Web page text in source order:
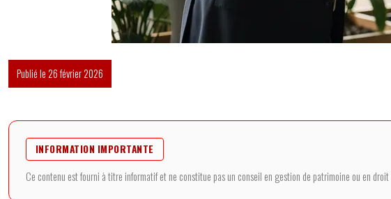
Publié le 26 février 2026
INFORMATION IMPORTANTE
Ce contenu est fourni à titre informatif et ne constitue pas un conseil en gestion de patrimoine ou en